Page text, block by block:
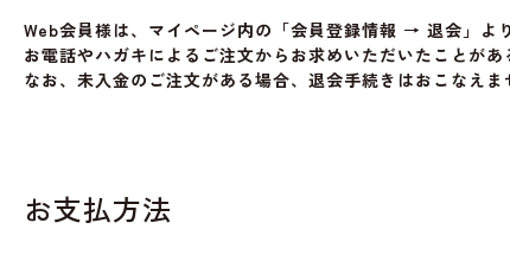
Web会員様は、マイページ内の「会員登録情報 → 退会」よ
お電話やハガキによるご注文からお求めいただいたことが
なお、未入金のご注文がある場合、退会手続きはおこなえ
お支払方法